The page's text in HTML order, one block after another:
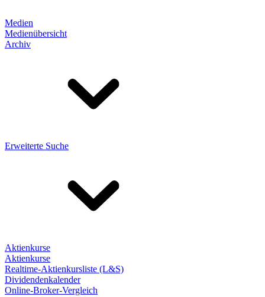
Medien
Medienübersicht
Archiv
Erweiterte Suche
Aktienkurse
Aktienkurse
Realtime-Aktienkursliste (L&S)
Dividendenkalender
Online-Broker-Vergleich